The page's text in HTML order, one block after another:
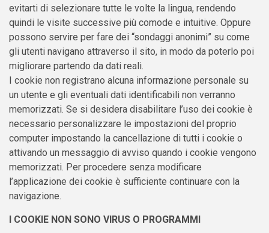
evitarti di selezionare tutte le volte la lingua, rendendo
quindi le visite successive più comode e intuitive. Oppure
possono servire per fare dei “sondaggi anonimi” su come
gli utenti navigano attraverso il sito, in modo da poterlo poi
migliorare partendo da dati reali.
I cookie non registrano alcuna informazione personale su
un utente e gli eventuali dati identificabili non verranno
memorizzati. Se si desidera disabilitare l’uso dei cookie è
necessario personalizzare le impostazioni del proprio
computer impostando la cancellazione di tutti i cookie o
attivando un messaggio di avviso quando i cookie vengono
memorizzati. Per procedere senza modificare
l’applicazione dei cookie è sufficiente continuare con la
navigazione.
I COOKIE NON SONO VIRUS O PROGRAMMI